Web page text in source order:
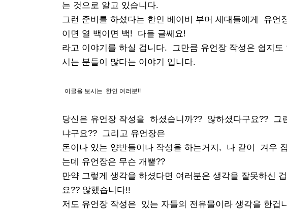
는 것으로 알고 있습니다.
그런 준비를 하셨다는 한인 베이비 부머 세대들에게 유
이면 열 백이면 백! 다들 글쎄요!
라고 이야기를 하실 겁니다. 그만큼 유언장 작성은 쉽지
시는 분들이 많다는 이야기 입니다.
이글을 보시는 한인 여러분!!
당신은 유언장 작성을 하셨습니까?? 않하셨다구요?? 그
냐구요?? 그리고 유언장은
돈이나 있는 양반들이나 작성을 하는거지, 나 같이 겨우
는데 유언장은 무슨 개뿔??
만약 그렇게 생각을 하셨다면 여러분은 생각을 잘못하신
요?? 않했습니다!!
저도 유언장 작성은 있는 자들의 전유물이라 생각을 한겁